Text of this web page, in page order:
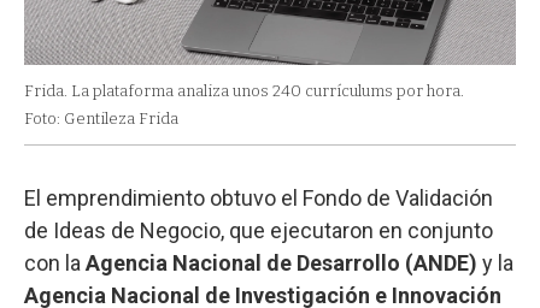
Frida. La plataforma analiza unos 240 currículums por hora.
Foto: Gentileza Frida
El emprendimiento obtuvo el Fondo de Validación
de Ideas de Negocio, que ejecutaron en conjunto
con laAgencia Nacional de Desarrollo (ANDE) y la
Agencia Nacional de Investigación e Innovación